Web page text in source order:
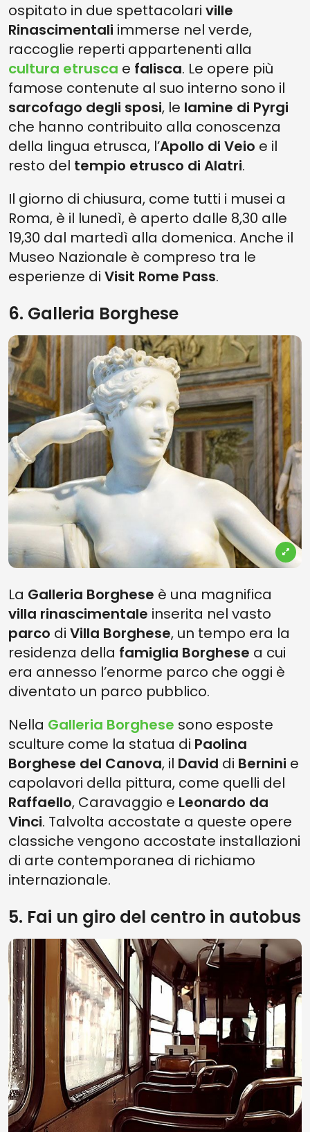
ospitato in due spettacolari ville
Rinascimentali immerse nel verde,
raccoglie reperti appartenenti alla
cultura etrusca e falisca. Le opere più
famose contenute al suo interno sono il
sarcofago degli sposi, le lamine di Pyrgi
che hanno contribuito alla conoscenza
della lingua etrusca, l’Apollo di Veio e il
resto del tempio etrusco di Alatri.
Il giorno di chiusura, come tutti i musei a
Roma, è il lunedì, è aperto dalle 8,30 alle
19,30 dal martedì alla domenica. Anche il
Museo Nazionale è compreso tra le
esperienze di Visit Rome Pass.
6. Galleria Borghese
La Galleria Borghese è una magnifica
villa rinascimentale inserita nel vasto
parco di Villa Borghese, un tempo era la
residenza della famiglia Borghese a cui
era annesso l’enorme parco che oggi è
diventato un parco pubblico.
Nella Galleria Borghese sono esposte
sculture come la statua di Paolina
Borghese del Canova, il David di Bernini e
capolavori della pittura, come quelli del
Raffaello, Caravaggio e Leonardo da
Vinci. Talvolta accostate a queste opere
classiche vengono accostate installazioni
di arte contemporanea di richiamo
internazionale.
5. Fai un giro del centro in autobus